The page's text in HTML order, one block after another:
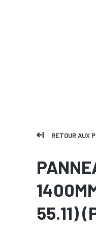
RETOUR AUX
55.11)